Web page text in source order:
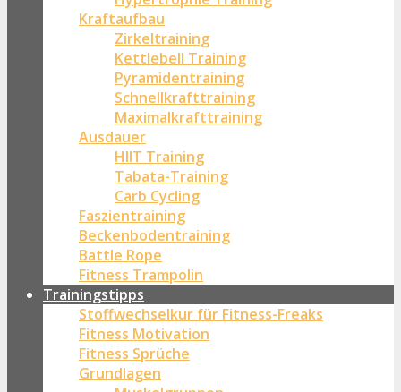
Kraftaufbau
Zirkeltraining
Kettlebell Training
Pyramidentraining
Schnellkrafttraining
Maximalkrafttraining
Ausdauer
HIIT Training
Tabata-Training
Carb Cycling
Faszientraining
Beckenbodentraining
Battle Rope
Fitness Trampolin
Trainingstipps
Stoffwechselkur für Fitness-Freaks
Fitness Motivation
Fitness Sprüche
Grundlagen